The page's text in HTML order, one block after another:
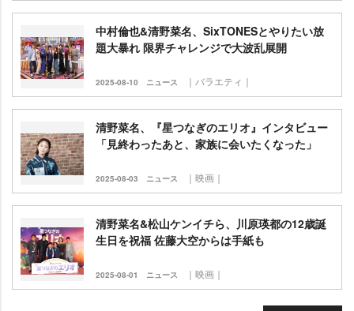
中村倫也&清野菜名、SixTONESとやりたい放
題大暴れ 限界チャレンジで大波乱展開
2025-08-10 ニュース ｜バラエティ｜
清野菜名、『星つなぎのエリオ』インタビュー
「見終わったあと、家族に会いたくなった」
2025-08-03 ニュース ｜映画｜
清野菜名&松山ケンイチら、川原瑛都の12歳誕
生日を祝福 佐藤大空からは手紙も
2025-08-01 ニュース ｜映画｜